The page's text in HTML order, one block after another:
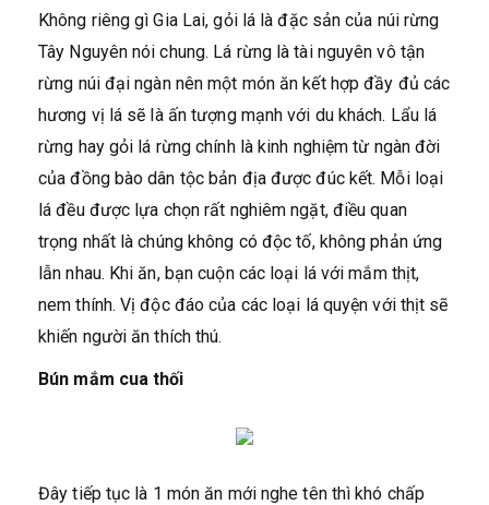
Không riêng gì Gia Lai, gỏi lá là đặc sản của núi rừng
Tây Nguyên nói chung. Lá rừng là tài nguyên vô tận
rừng núi đại ngàn nên một món ăn kết hợp đầy đủ các
hương vị lá sẽ là ấn tượng mạnh với du khách. Lẩu lá
rừng hay gỏi lá rừng chính là kinh nghiệm từ ngàn đời
của đồng bào dân tộc bản địa được đúc kết. Mỗi loại
lá đều được lựa chọn rất nghiêm ngặt, điều quan
trọng nhất là chúng không có độc tố, không phản ứng
lẫn nhau. Khi ăn, bạn cuộn các loại lá với mắm thịt,
nem thính. Vị độc đáo của các loại lá quyện với thịt sẽ
khiến người ăn thích thú.
Bún mắm cua thối
Đây tiếp tục là 1 món ăn mới nghe tên thì khó chấp